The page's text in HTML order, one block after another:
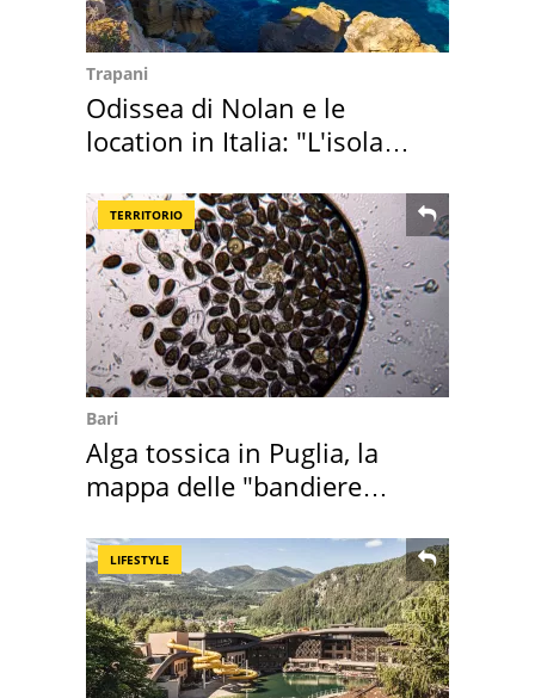
Trapani
Odissea di Nolan e le
location in Italia: "L'isola
TERRITORIO
Bari
Alga tossica in Puglia, la
mappa delle "bandiere
LIFESTYLE